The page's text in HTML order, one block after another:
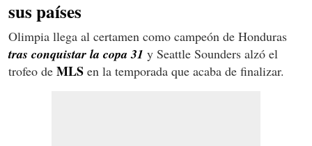
sus países
Olimpia llega al certamen como campeón de Honduras
tras conquistar la copa 31 y Seattle Sounders alzó el
trofeo de MLS en la temporada que acaba de finalizar.